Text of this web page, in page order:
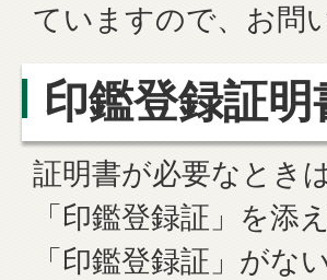
ていますので、お問
印鑑登録証
証明書が必要なとき
「印鑑登録証」を添
「印鑑登録証」がな